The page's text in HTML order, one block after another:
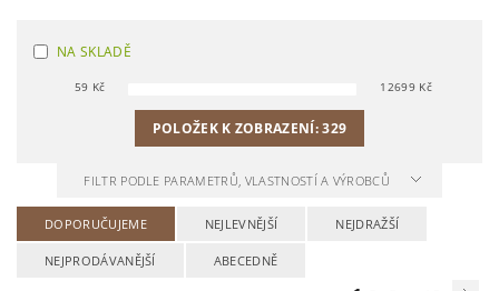
NA SKLADĚ
59 Kč 12699Kč
POLOŽEK K ZOBRAZENÍ:329
FILTR PODLE PARAMETRŮ, VLASTNOSTÍ A VÝROBCŮ
DOPORUČUJEME NEJLEVNĚJŠÍ NEJDRAŽŠÍ
NEJPRODÁVANĚJŠÍ ABECEDNĚ